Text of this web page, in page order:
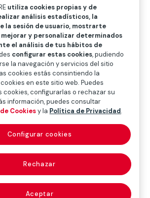
R S T
U
Y Z
de seguros
(gunwale;
of a
costado de un buque.
utiliza cookies propias y de
análisis estadísticos, la
la sesión de usuario, mostrarte
y personalizar determinados
el análisis de tus hábitos de
configurar estas cookies, pudiendo
la navegación y servicios del sitio
cookies estás consintiendo la
en este sitio web. Puedes
cookies, configurarlas o rechazar su
información, puedes consultar
Cookiesy la Política de Privacidad.
Rechazar
Aceptar
Configurar cookies